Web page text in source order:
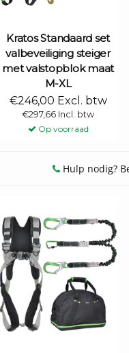
Kratos Standaard set
valbeveiliging steiger
met valstopblok maat
M-XL
€246,00 Excl. btw
€297,66 Incl. btw
Op voorraad
Hulp nodig?